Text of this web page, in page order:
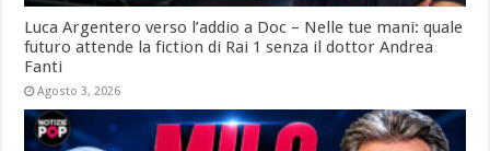
Luca Argentero verso l’addio a Doc – Nelle tue mani: quale
futuro attende la fiction di Rai 1 senza il dottor Andrea
Fanti
Agosto 3, 2026